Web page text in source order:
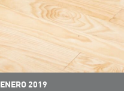
ENERO 2019